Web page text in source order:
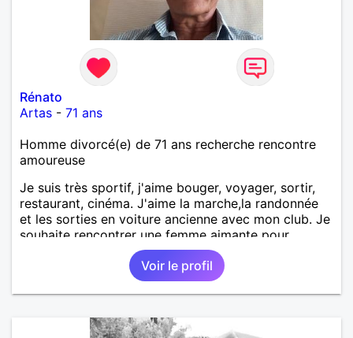
Rénato
Artas - 71 ans
Homme divorcé(e) de 71 ans recherche rencontre
amoureuse
Je suis très sportif, j'aime bouger, voyager, sortir,
restaurant, cinéma. J'aime la marche,la randonnée
et les sorties en voiture ancienne avec mon club. Je
souhaite rencontrer une femme aimante pour,
partager, aimer et la rendre heureuse. Je souhaite
partager tous les bons moments que la vie nous
propose sereinement et sans prise de tête. Je
prends soin de moi et je souhaite rencontrer une
authentique, les rides ne me font pas peur.
Voir le profil